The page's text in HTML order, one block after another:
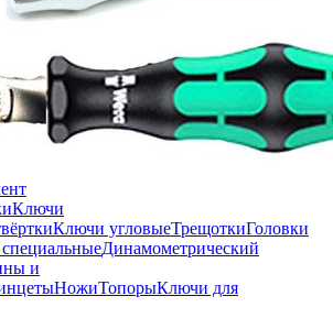
Ключи
Ключи угловыеТрещоткиГоловки
Динамометрический
и
НожиТопорыКлючи для